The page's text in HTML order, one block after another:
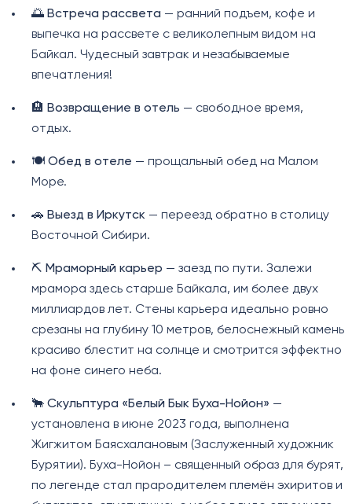
🌅 Встреча рассвета — ранний подъем, кофе и
выпечка на рассвете с великолепным видом на
Байкал. Чудесный завтрак и незабываемые
впечатления!
🏨 Возвращение в отель — свободное время,
отдых.
🍽️ Обед в отеле — прощальный обед на Малом
Море.
🚗 Выезд в Иркутск— переезд обратно в столицу
Восточной Сибири.
⛏️ Мраморный карьер — заезд по пути. Залежи
мрамора здесь старше Байкала, им более двух
миллиардов лет. Стены карьера идеально ровно
срезаны на глубину 10 метров, белоснежный камень
красиво блестит на солнце и смотрится эффектно
на фоне синего неба.
🐂 Скульптура «Белый Бык Буха-Нойон» —
установлена в июне 2023 года, выполнена
Жигжитом Баясхалановым (Заслуженный художник
Бурятии). Буха-Нойон – священный образ для бурят,
по легенде стал прародителем племён эхиритов и